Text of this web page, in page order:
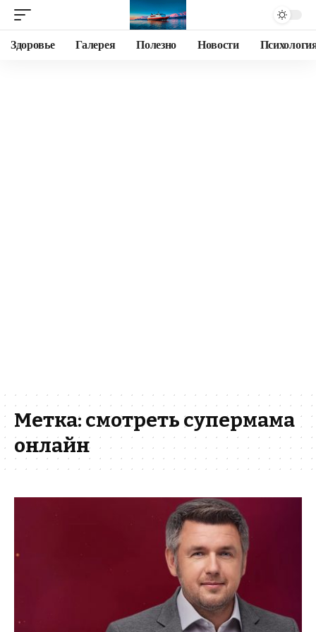
Здоровье Галерея Полезно Новости
Метка: смотреть супермама
онлайн